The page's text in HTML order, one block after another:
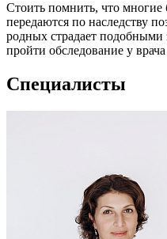
Стоить помнить, что
передаются по наследству
родных страдает подобными
пройти обследование у
Специалисты